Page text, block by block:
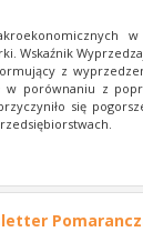
Wskaźnik
z
w porównaniu z
się